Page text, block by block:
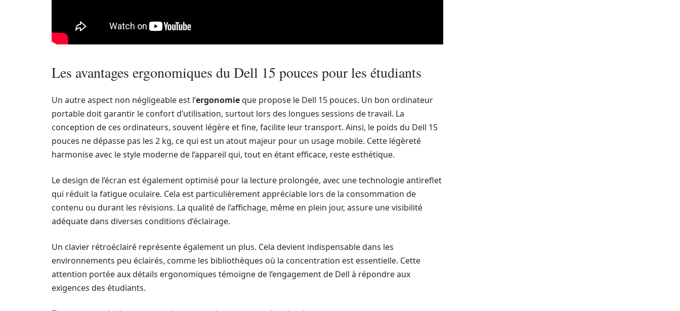
Les avantages ergonomiques du Dell 15 pouces pour les étudiants
Un autre aspect non négligeable est l’ergonomieque propose le Dell 15 pouces. Un bon ordinateur
portable doit garantir le confort d’utilisation, surtout lors des longues sessions de travail. La
conception de ces ordinateurs, souvent légère et fine, facilite leur transport. Ainsi, le poids du Dell 15
pouces ne dépasse pas les 2 kg, ce qui est un atout majeur pour un usage mobile. Cette légèreté
harmonise avec le style moderne de l’appareil qui, tout en étant efficace, reste esthétique.
Le design de l’écran est également optimisé pour la lecture prolongée, avec une technologie antireflet
qui réduit la fatigue oculaire. Cela est particulièrement appréciable lors de la consommation de
contenu ou durant les révisions. La qualité de l’affichage, même en plein jour, assure une visibilité
adéquate dans diverses conditions d’éclairage.
Un clavier rétroéclairé représente également un plus. Cela devient indispensable dans les
environnements peu éclairés, comme les bibliothèques où la concentration est essentielle. Cette
attention portée aux détails ergonomiques témoigne de l’engagement de Dell à répondre aux
exigences des étudiants.